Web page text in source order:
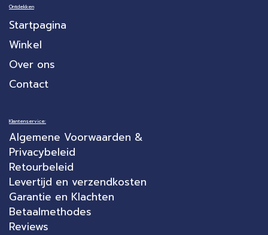
Ontdekken
Startpagina
Winkel
Over ons
Contact
Klantenservice:
Algemene Voorwaarden &
Privacybeleid
Retourbeleid
Levertijd en verzendkosten
Garantie en Klachten
Betaalmethodes
Reviews